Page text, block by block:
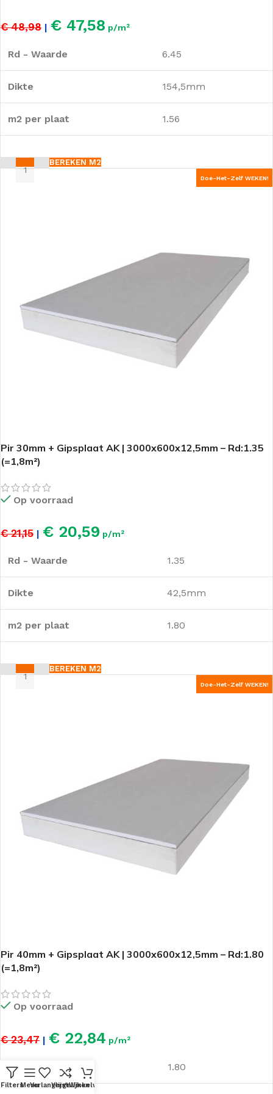
€ 48,98 | € 47,58 p/m²
Rd - Waarde 6.45
Dikte 154,5mm
m2 per plaat 1.56
BEREKEN M2
Doe-Het-Zelf WEKEN!
Pir 30mm + Gipsplaat AK | 3000x600x12,5mm – Rd:1.35
(=1,8m²)
Op voorraad
€ 21,15 | € 20,59 p/m²
Rd - Waarde 1.35
Dikte 42,5mm
m2 per plaat 1.80
BEREKEN M2
Doe-Het-Zelf WEKEN!
Pir 40mm + Gipsplaat AK | 3000x600x12,5mm – Rd:1.80
(=1,8m²)
Op voorraad
€ 23,47 | € 22,84 p/m²
Rd - Waarde 1.80
FiltersMenuVerlanglijstVergelijken
Winkelwagen